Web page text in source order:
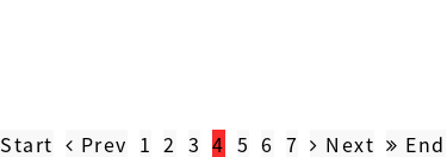
Start Prev 1 2 3 4 5 6 7 Next End